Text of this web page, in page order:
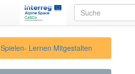
Spielen- Lernen Mitgestalten